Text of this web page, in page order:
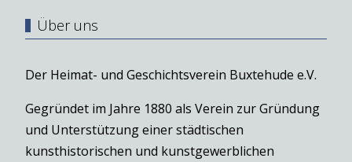
Über uns
Der Heimat- und Geschichtsverein Buxtehude e.V.
Gegründet im Jahre 1880 als Verein zur Gründung
und Unterstützung einer städtischen
kunsthistorischen und kunstgewerblichen